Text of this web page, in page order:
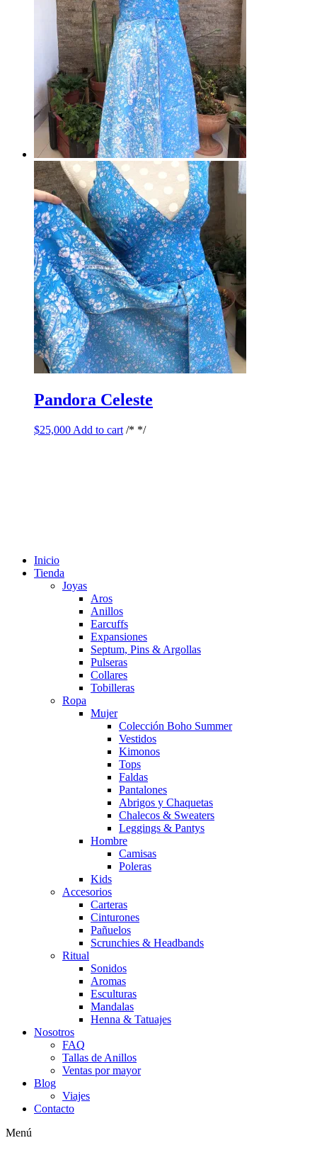
Pandora Celeste
$25,000 Add to cart /* */
Inicio
Tienda
Joyas
Aros
Anillos
Earcuffs
Expansiones
Septum, Pins & Argollas
Pulseras
Collares
Tobilleras
Ropa
Mujer
Colección Boho Summer
Vestidos
Kimonos
Tops
Faldas
Pantalones
Abrigos y Chaquetas
Chalecos & Sweaters
Leggings & Pantys
Hombre
Camisas
Poleras
Kids
Accesorios
Carteras
Cinturones
Pañuelos
Scrunchies & Headbands
Ritual
Sonidos
Aromas
Esculturas
Mandalas
Henna & Tatuajes
Nosotros
FAQ
Tallas de Anillos
Ventas por mayor
Blog
Viajes
Contacto
Menú